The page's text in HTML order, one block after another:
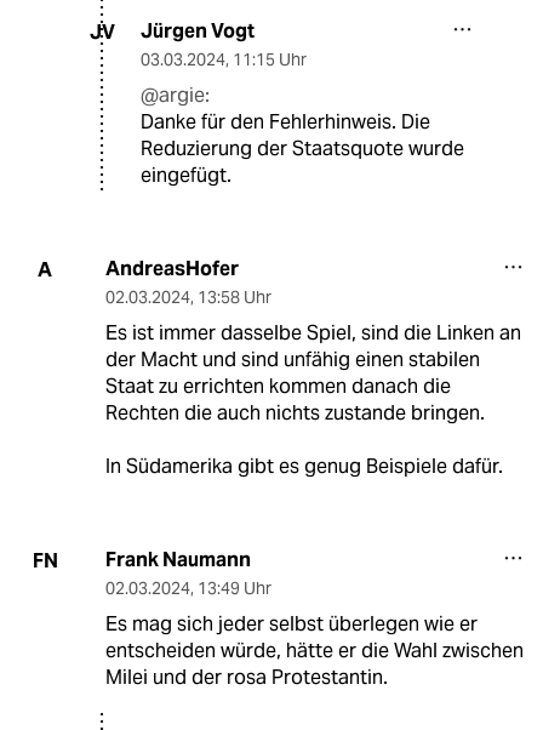
JV Jürgen Vogt
03.03.2024, 11:15 Uhr
@argie:
Danke für den Fehlerhinweis. Die
Reduzierung der Staatsquote wurde
eingefügt.
A AndreasHofer
02.03.2024, 13:58 Uhr
Es ist immer dasselbe Spiel, sind die Linken an
der Macht und sind unfähig einen stabilen
Staat zu errichten kommen danach die
Rechten die auch nichts zustande bringen.
In Südamerika gibt es genug Beispiele dafür.
FN Frank Naumann
02.03.2024, 13:49 Uhr
Es mag sich jeder selbst überlegen wie er
entscheiden würde, hätte er die Wahl zwischen
Milei und der rosa Protestantin.